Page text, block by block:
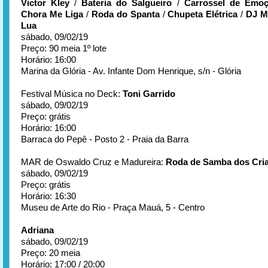
Victor Kley/ Bateria do Salgueiro / Carrossel de
Chora Me Liga/ Roda do Spanta/Chupeta Elétrica/ DJ
Lua
sábado, 09/02/19
Preço: 90 meia 1º lote
Horário: 16:00
Marina da Glória - Av. Infante Dom Henrique, s/n - Glória
Festival Música no Deck: Toni Garrido
sábado, 09/02/19
Preço: grátis
Horário: 16:00
Barraca do Pepê - Posto 2 - Praia da Barra
MAR de Oswaldo Cruz e Madureira: Roda de Samba dos
sábado, 09/02/19
Preço: grátis
Horário: 16:30
Museu de Arte do Rio - Praça Mauá, 5 - Centro
Adriana
sábado, 09/02/19
Preço: 20 meia
Horário: 17:00 / 20:00